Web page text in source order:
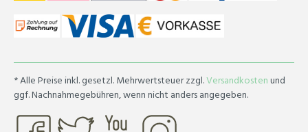
* Alle Preise inkl. gesetzl. Mehrwertsteuer zzgl.Versandkostenund
ggf. Nachnahmegebühren, wenn nicht anders angegeben.